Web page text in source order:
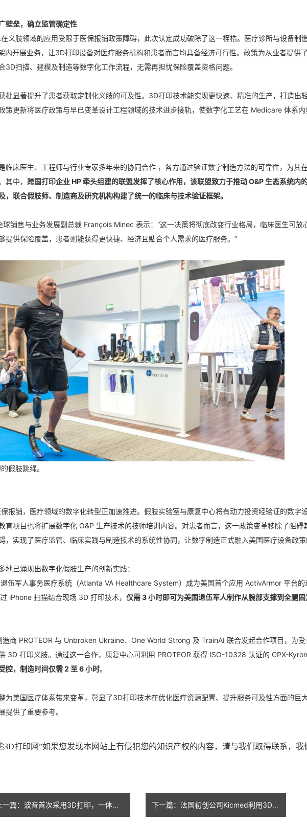
壁垒，确立监管确定性
义肢领域的应用受限于医保报销政策障碍，此次认定成功破除了这一桎梏。医疗诊所与设备制
内开展业务，让3D打印设备对医疗服务机构和患者而言均具备经济可行性。政策为从业者提供
3D扫描、建模及制造等数字化工作流程，无需再担忧保险覆盖资格问题。
批显著提升了患者获取定制化义肢的可及性。3D打印技术能实现更快速、精准的生产，打造出
策更新将医疗政策与早已变革设计工程领域的技术进步接轨，使数字化工艺在 Medicare 体系
临床医生、工程师与行业专家多年来的协同合作 ，各方通过验证数字制造方法的可靠性，为其
其中， 跨国打印企业 HP 牵头组建的联盟发挥了核心作用，该联盟致力于推动 O&P 生态系统内的
，联合假肢师、制造商及研究机构构建了统一的临床与技术验证框架。
球销售与业务发展副总裁 François Minec 表示：“这一决策将彻底改变行业格局，临床医生可放
提供保险覆盖，患者则能获得更快捷、经济且贴合个人需求的医疗服务。”
假肢跳绳。
报销，医疗领域的数字化转型正加速推进。假肢实验室与康复中心将有动力投资经验证的数字
育项目也将扩展数字化 O&P 生产技术的技师培训内容。对患者而言，这一政策变革移除了阻碍
，实现了医疗监管、临床实践与制造技术的系统性协同，让数字制造正式融入美国医疗设备政策
地已涌现出数字化假肢生产的创新实践：
伍军人事务医疗系统（Atlanta VA Healthcare System）成为美国首个应用 ActivArmor 平台的
iPhone 扫描结合现场 3D 打印技术， 仅需 3 小时即可为美国退伍军人制作从腕部支撑到全腿
造商 PROTEOR 与 Unbroken Ukraine、One World Strong 及 TrainAI 联合发起合作项目，为
3D 打印义肢。通过这一合作，康复中心可利用 PROTEOR 获得 ISO-10328 认证的 CPX-
腔，制造时间仅需 2 至 6 小时。
为美国医疗体系带来变革，彰显了3D打印技术在优化医疗资源配置、提升服务可及性方面的巨
提供了重要参考。
3D打印网”如果您发现本网站上有侵犯您的知识产权的内容，请与我们取得联系，我
上一篇：波音首次采用3D打印，一体化制造卫星太阳能电池阵 下一篇：法国初创公司Kicmed利用3D打印打造创新型冷冻疗法设备，助力术后康复新体验